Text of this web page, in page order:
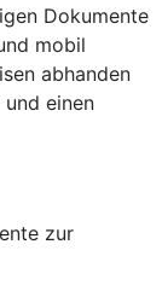
Dokumente
mobil
abhanden
einen
zur